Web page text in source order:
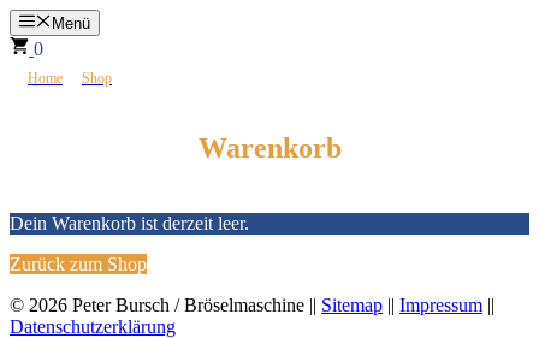
Zum
Inhalt
springen
Menü
0
Home Shop
Warenkorb
Dein Warenkorb ist derzeit leer.
Zurück zum Shop
© 2026 Peter Bursch / Bröselmaschine || Sitemap || Impressum ||
Datenschutzerklärung